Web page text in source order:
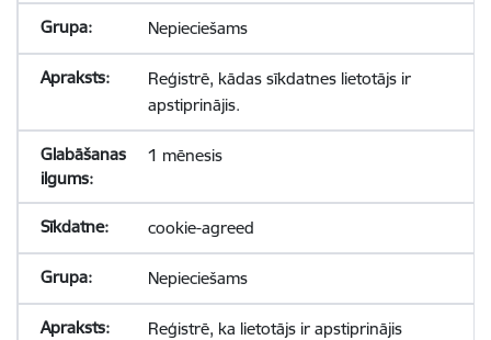
Nepieciešams
Reģistrē, kādas sīkdatnes lietotājs ir
apstiprinājis.
1 mēnesis
cookie-agreed
Nepieciešams
Reģistrē, ka lietotājs ir apstiprinājis